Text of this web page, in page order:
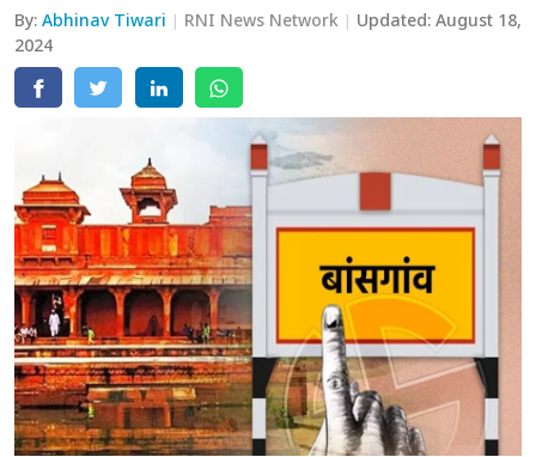
By:Abhinav Tiwari RNI News Network Updated:August 18,
2024
मेरठ
मुरादाबाद
प्रयागराज
रामपुर